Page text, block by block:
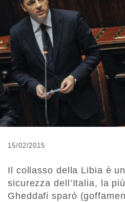
15/02/2015
Il collasso della Libia è
sicurezza dell’Italia, la
Gheddafi sparò